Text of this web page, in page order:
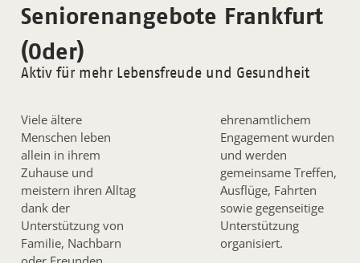
Seniorenangebote Frankfurt
(Oder)
Aktiv für mehr Lebensfreude und Gesundheit
Viele ältere
Menschen leben
allein in ihrem
Zuhause und
meistern ihren Alltag
dank der
Unterstützung von
Familie, Nachbarn
ehrenamtlichem
Engagement wurden
und werden
gemeinsame Treffen,
Ausflüge, Fahrten
sowie gegenseitige
Unterstützung
organisiert.